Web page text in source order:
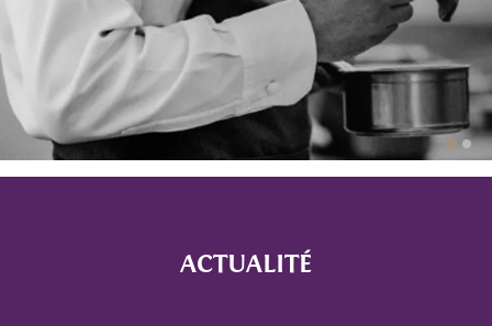
ACTUALITÉ